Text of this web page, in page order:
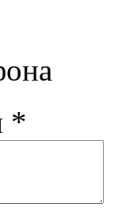
*